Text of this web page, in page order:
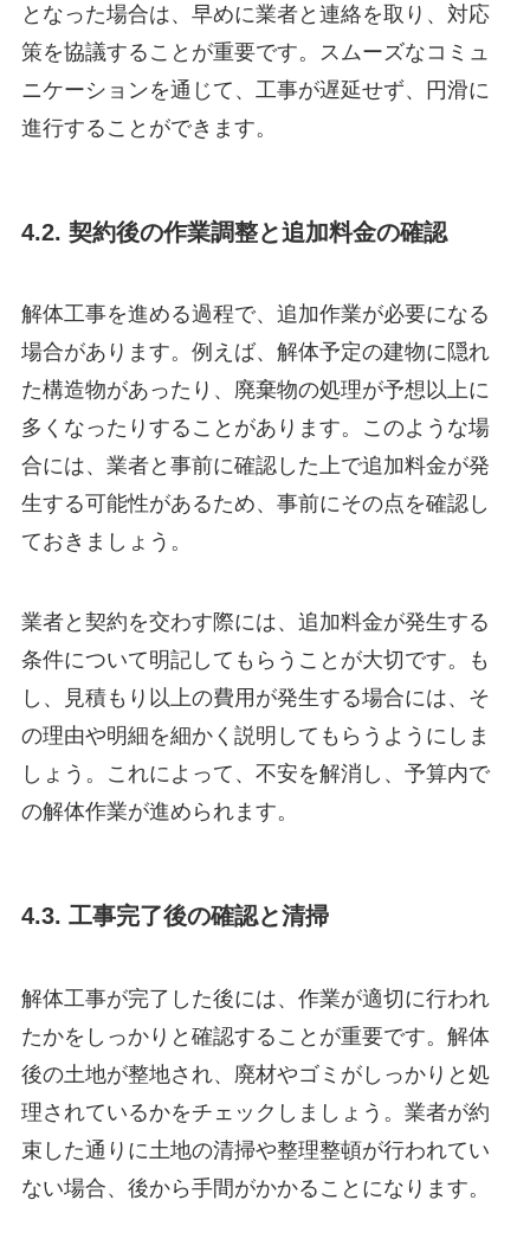
となった場合は、早めに業者と連絡を取り、対応
策を協議することが重要です。スムーズなコミュ
ニケーションを通じて、工事が遅延せず、円滑に
進行することができます。
4.2. 契約後の作業調整と追加料金の確認
解体工事を進める過程で、追加作業が必要になる
場合があります。例えば、解体予定の建物に隠れ
た構造物があったり、廃棄物の処理が予想以上に
多くなったりすることがあります。このような場
合には、業者と事前に確認した上で追加料金が発
生する可能性があるため、事前にその点を確認し
ておきましょう。
業者と契約を交わす際には、追加料金が発生する
条件について明記してもらうことが大切です。も
し、見積もり以上の費用が発生する場合には、そ
の理由や明細を細かく説明してもらうようにしま
しょう。これによって、不安を解消し、予算内で
の解体作業が進められます。
4.3. 工事完了後の確認と清掃
解体工事が完了した後には、作業が適切に行われ
たかをしっかりと確認することが重要です。解体
後の土地が整地され、廃材やゴミがしっかりと処
理されているかをチェックしましょう。業者が約
束した通りに土地の清掃や整理整頓が行われてい
ない場合、後から手間がかかることになります。